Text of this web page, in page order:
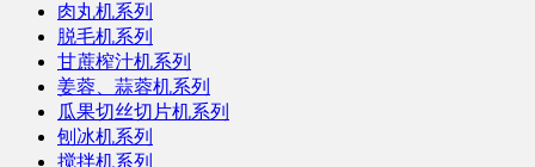
肉丸机系列
脱毛机系列
甘蔗榨汁机系列
姜蓉、蒜蓉机系列
瓜果切丝切片机系列
刨冰机系列
搅拌机系列